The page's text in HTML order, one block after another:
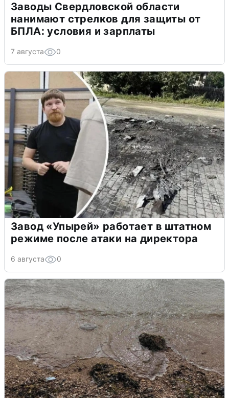
Заводы Свердловской области
нанимают стрелков для защиты от
БПЛА: условия и зарплаты
7 августа 0
Завод «Упырей» работает в штатном
режиме после атаки на директора
6 августа 0